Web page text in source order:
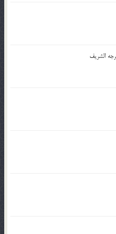
الشريف